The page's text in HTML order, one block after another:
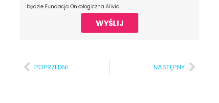
będzie Fundacja Onkologiczna Alivia.
WYŚLIJ
POPRZEDNI NASTĘPNY